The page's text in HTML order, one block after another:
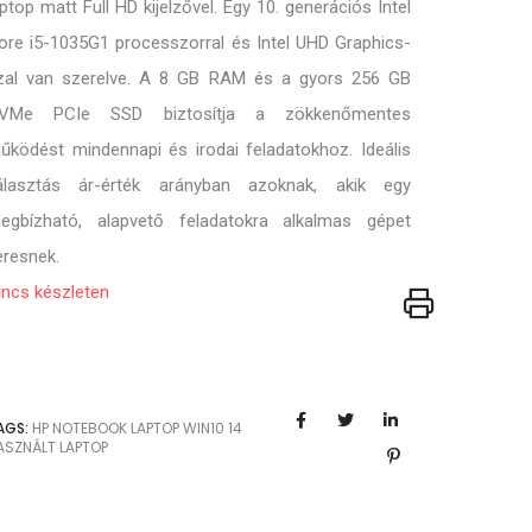
matt Full HD kijelzővel. Egy 10. generációs Intel
i5-1035G1 processzorral és Intel UHD Graphics-
van szerelve. A 8 GB RAM és a gyors 256 GB
PCIe SSD biztosítja a zökkenőmentes
mindennapi és irodai feladatokhoz. Ideális
ár-érték arányban azoknak, akik egy
alapvető feladatokra alkalmas gépet
készleten
HP NOTEBOOK LAPTOPWIN10 14
LAPTOP